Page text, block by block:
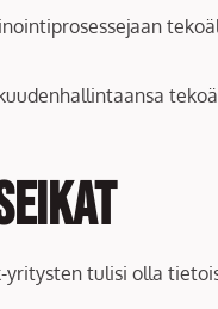
tulisi olla